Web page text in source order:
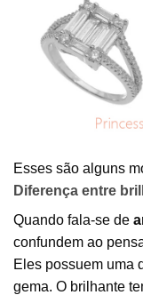
Esses são alguns
Diferença entre
Quando fala-se de
confundem ao
Eles possuem uma
gema. O brilhante